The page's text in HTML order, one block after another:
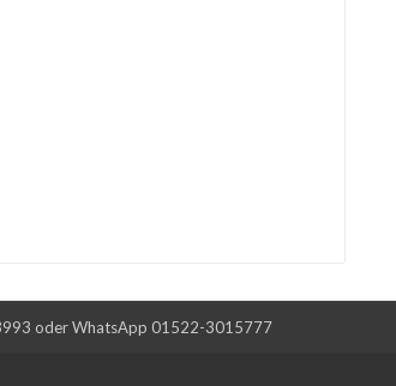
oder WhatsApp 01522-3015777